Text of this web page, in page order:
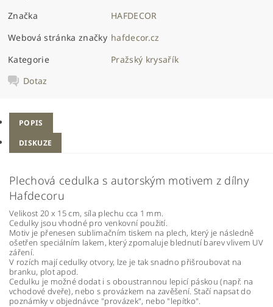
Značka
HAFDECOR
Webová stránka značky hafdecor.cz
Kategorie
Pražský krysařík
Dotaz
POPIS
DISKUZE
Plechová cedulka s autorským motivem z dílny
Hafdecoru
Velikost 20 x 15 cm, síla plechu cca 1 mm.
Cedulky jsou vhodné pro venkovní použití.
Motiv je přenesen sublimačním tiskem na plech, který je následně
ošetřen speciálním lakem, který zpomaluje blednutí barev vlivem UV
záření.
V rozích mají cedulky otvory, lze je tak snadno přišroubovat na
branku, plot apod.
Cedulku je možné dodat i s oboustrannou lepicí páskou (např. na
vchodové dveře), nebo s provázkem na zavěšení. Stačí napsat do
poznámky v objednávce "provázek", nebo "lepítko".